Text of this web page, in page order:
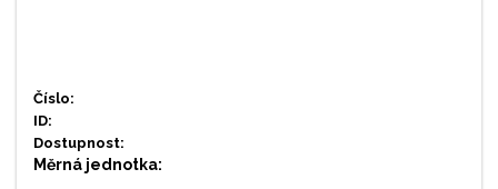
Číslo:
ID:
Dostupnost:
Měrná jednotka: